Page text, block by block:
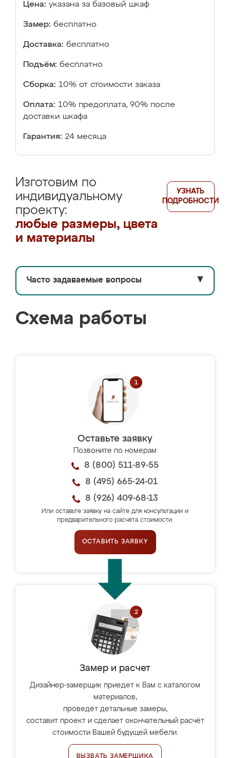
Цена: указана за базовый шкаф
Замер: бесплатно
Доставка: бесплатно
Подъём: бесплатно
Сборка: 10% от стоимости заказа
Оплата: 10% предоплата, 90% после
доставки шкафа
Гарантия: 24 месяца
Изготовим по
индивидуальному
проекту:
любые размеры, цвета
и материалы
УЗНАТЬ
ПОДРОБНОСТИ
Часто задаваемые вопросы ▼
Схема работы
Оставьте заявку
Позвоните по номерам
8 (800) 511-89-55
8 (495) 665-24-01
8 (926) 409-68-13
Или оставьте заявку на сайте для консультации и
предварительного расчёта стоимости.
ОСТАВИТЬ ЗАЯВКУ
Замер и расчет
Дизайнер-замерщик приедет к Вам с каталогом
материалов,
проведёт детальные замеры,
составит проект и сделает окончательный расчёт
стоимости Вашей будущей мебели.
ВЫЗВАТЬ ЗАМЕРЩИКА